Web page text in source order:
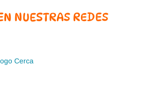
NUESTRAS REDES